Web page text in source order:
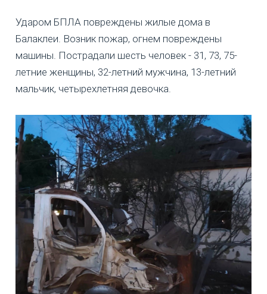
Ударом БПЛА повреждены жилые дома в
Балаклеи. Возник пожар, огнем повреждены
машины. Пострадали шесть человек - 31, 73, 75-
летние женщины, 32-летний мужчина, 13-летний
мальчик, четырехлетняя девочка.